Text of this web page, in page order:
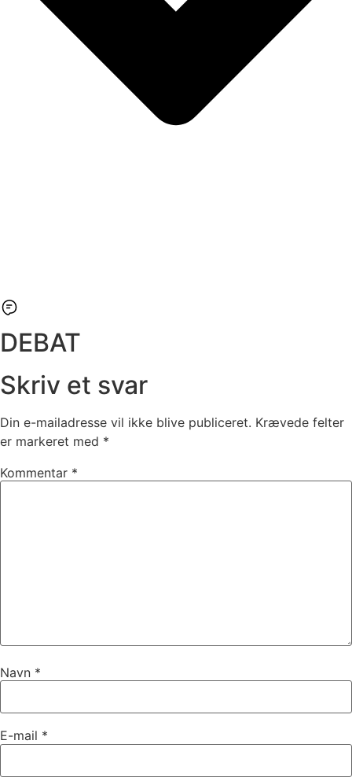
DEBAT
Skriv et svar
Din e-mailadresse vil ikke blive publiceret. Krævede felter
er markeret med *
Kommentar *
Navn *
E-mail *